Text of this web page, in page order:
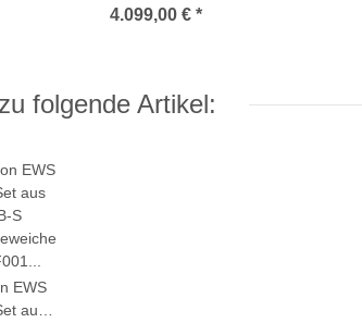
S/S2/Sx, DVB-C,
4.099,00 € *
folgende Artikel:
EWS
aus